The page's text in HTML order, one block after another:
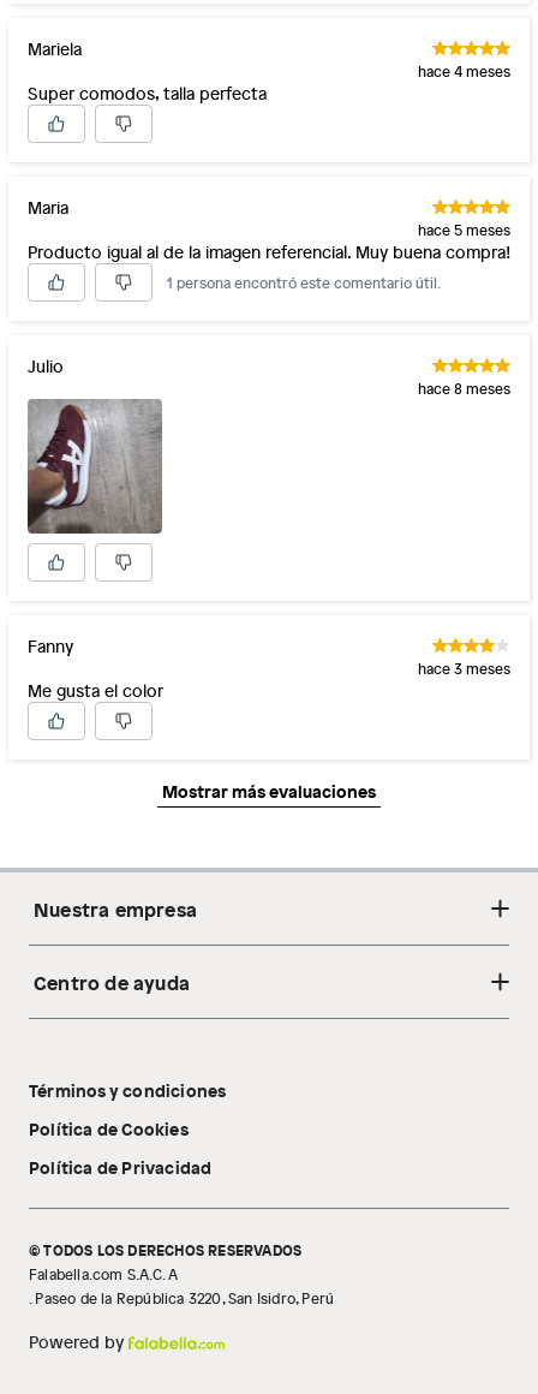
Mariela
hace 4 meses
Super comodos, talla perfecta
Maria
hace 5 meses
Producto igual al de la imagen referencial. Muy buena compra!
1 persona encontró este comentario útil.
Julio
hace 8 meses
Fanny
hace 3 meses
Me gusta el color
Mostrar más evaluaciones
Nuestra empresa
Acerca de nosotros
Tecnología Pillow Walk
Centro de ayuda
Libro de reclamaciones
Términos y condiciones
Política de Cookies
Política de Privacidad
© TODOS LOS DERECHOS RESERVADOS
Falabella.com S.A.C. A
. Paseo de la República 3220, San Isidro, Perú
Powered by